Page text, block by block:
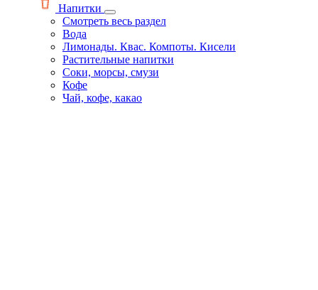
Напитки
Смотреть весь раздел
Вода
Лимонады. Квас. Компоты. Кисели
Растительные напитки
Соки, морсы, смузи
Кофе
Чай, кофе, какао